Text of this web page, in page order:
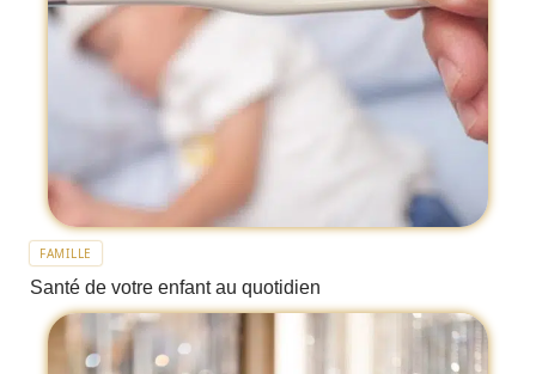
FAMILLE
Santé de votre enfant au quotidien